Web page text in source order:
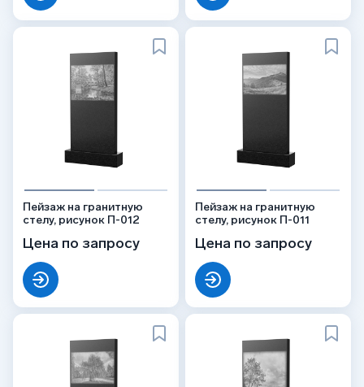
Пейзаж на гранитную
стелу, рисунок П-012
Цена по запросу
Пейзаж на гранитную
стелу, рисунок П-011
Цена по запросу